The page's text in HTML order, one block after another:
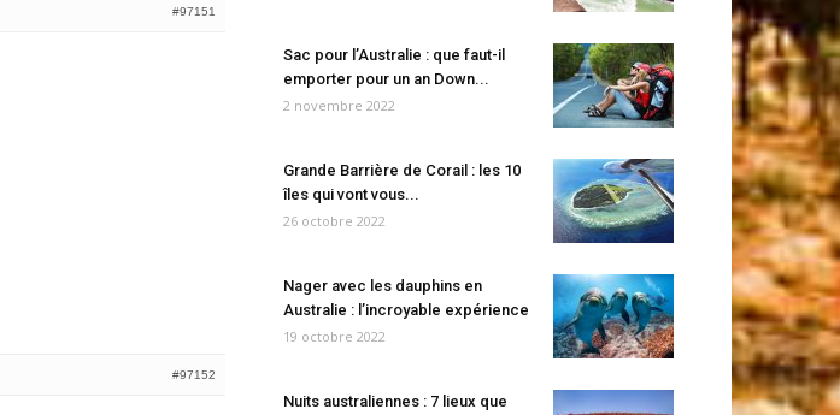
#97151
#97152
Sac pour l’Australie : que faut-il
emporter pour un an Down...
2 novembre 2022
Grande Barrière de Corail : les 10
îles qui vont vous...
26 octobre 2022
Nager avec les dauphins en
Australie : l’incroyable expérience
19 octobre 2022
Nuits australiennes : 7 lieux que